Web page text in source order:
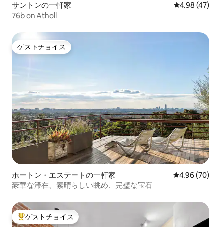
サントンの一軒家 レビュー47
4.98 (47)
76b on Atholl
ゲストチョイス
ゲストチョイス
ホートン・エステートの一軒家 レビュー70
4.96 (70)
豪華な滞在、素晴らしい眺め、完璧な宝石
大好評のゲストチョイスです。
ゲストチョイス